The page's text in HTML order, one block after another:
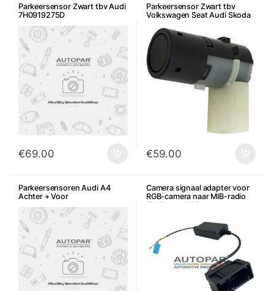
Parkeersensor Zwart tbv Audi
7H0919275D
€69.00
Parkeersensor Zwart tbv
Volkswagen Seat Audi Skoda
€59.00
Parkeersensoren Audi A4
Achter + Voor
Camera signaal adapter voor
RGB-camera naar MIB-radio
(RNS naar MIB)